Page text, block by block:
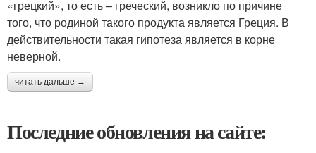
«грецкий», то есть – греческий, возникло по причине
того, что родиной такого продукта является Греция. В
действительности такая гипотеза является в корне
неверной.
читать дальше →
Последние обновления на сайте: